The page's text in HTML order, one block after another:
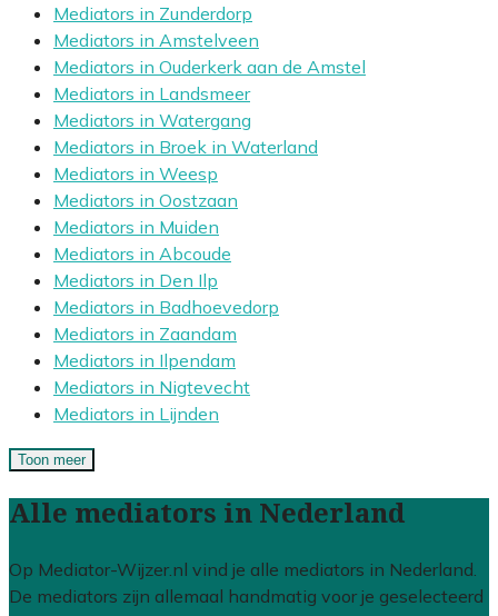
Mediators in Zunderdorp
Mediators in Amstelveen
Mediators in Ouderkerk aan de Amstel
Mediators in Landsmeer
Mediators in Watergang
Mediators in Broek in Waterland
Mediators in Weesp
Mediators in Oostzaan
Mediators in Muiden
Mediators in Abcoude
Mediators in Den Ilp
Mediators in Badhoevedorp
Mediators in Zaandam
Mediators in Ilpendam
Mediators in Nigtevecht
Mediators in Lijnden
Toon meer
Alle mediators in Nederland
Op Mediator-Wijzer.nl vind je alle mediators in Nederland.
De mediators zijn allemaal handmatig voor je geselecteerd